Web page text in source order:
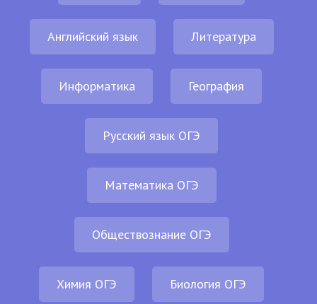
Английский язык Литература
Информатика География
Русский язык ОГЭ
Математика ОГЭ
Обществознание ОГЭ
Химия ОГЭ Биология ОГЭ